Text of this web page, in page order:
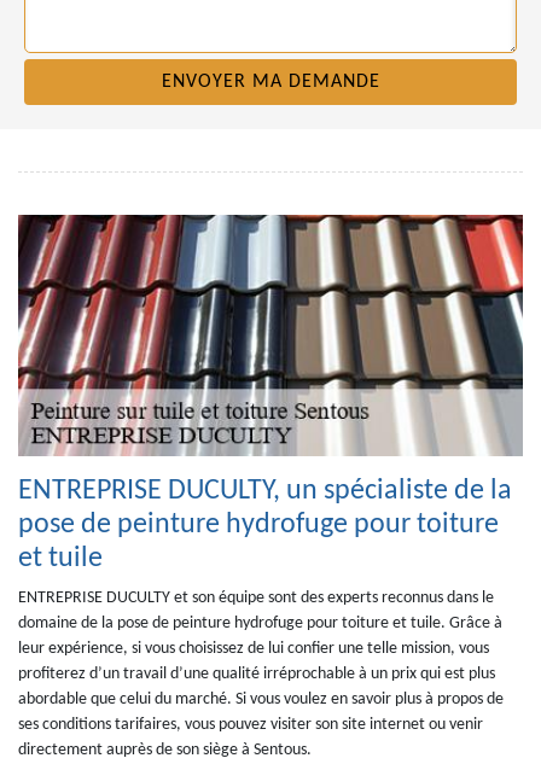
ENTREPRISE DUCULTY, un spécialiste de la
pose de peinture hydrofuge pour toiture
et tuile
ENTREPRISE DUCULTY et son équipe sont des experts reconnus dans le
domaine de la pose de peinture hydrofuge pour toiture et tuile. Grâce à
leur expérience, si vous choisissez de lui confier une telle mission, vous
profiterez d’un travail d’une qualité irréprochable à un prix qui est plus
abordable que celui du marché. Si vous voulez en savoir plus à propos de
ses conditions tarifaires, vous pouvez visiter son site internet ou venir
directement auprès de son siège à Sentous.